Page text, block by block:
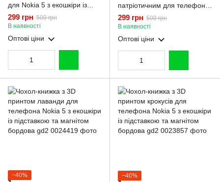
для Nokia 5 з екошкіри із
підставкою та магнитом
чорна gd2
299 грн 500 грн
В наявності
Оптові ціни
патріотичним для телефона
Nokia 5 з екошкіри із
підставкою та магнітом
бордова gd2
299 грн 500 грн
В наявності
Оптові ціни
−40%
−40%